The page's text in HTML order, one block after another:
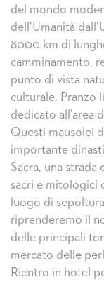
del mondo
dell’Umanità
8000 km di
camminamento,
punto di vista
culturale. Pranzo
dedicato all’area
Questi mausolei
importante
Sacra, una
sacri e mitologici
luogo di
riprenderemo il
delle principali
mercato delle
Rientro in hotel